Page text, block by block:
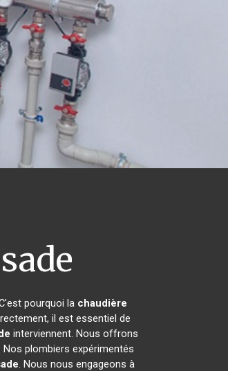
pourquoi la chaudière
il est essentiel de
interviennent. Nous offrons
plombiers expérimentés
. Nous nous engageons à